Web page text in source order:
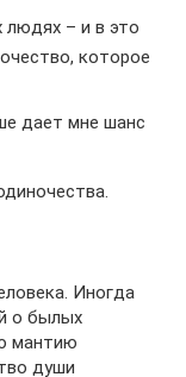
людях – и в это
которое
дает мне шанс
Иногда
о былых
мантию
души